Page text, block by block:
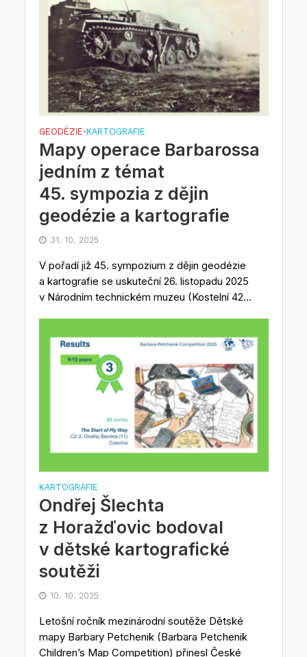
GEODÉZIE•KARTOGRAFIE
Mapy operace Barbarossa
jedním z témat
45. sympozia z dějin
geodézie a kartografie
31. 10. 2025
V pořadí již 45. sympozium z dějin geodézie
a kartografie se uskuteční 26. listopadu 2025
v Národním technickém muzeu (Kostelní 42...
KARTOGRAFIE
Ondřej Šlechta
z Horažďovic bodoval
v dětské kartografické
soutěži
10. 10. 2025
Letošní ročník mezinárodní soutěže Dětské
mapy Barbary Petchenik (Barbara Petchenik
Children’s Map Competition) přinesl České